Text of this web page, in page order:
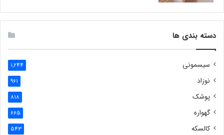
دسته بندی ها
سیسمونی 1,244
نوزاد 961
پوشک 818
گهواره 665
کالسکه 543